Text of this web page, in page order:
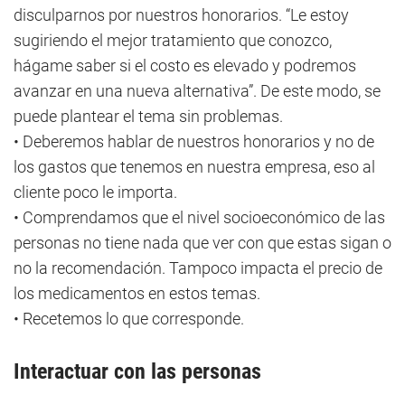
disculparnos por nuestros honorarios. “Le estoy
sugiriendo el mejor tratamiento que conozco,
hágame saber si el costo es elevado y podremos
avanzar en una nueva alternativa”. De este modo, se
puede plantear el tema sin problemas.
• Deberemos hablar de nuestros honorarios y no de
los gastos que tenemos en nuestra empresa, eso al
cliente poco le importa.
• Comprendamos que el nivel socioeconómico de las
personas no tiene nada que ver con que estas sigan o
no la recomendación. Tampoco impacta el precio de
los medicamentos en estos temas.
• Recetemos lo que corresponde.
Interactuar con las personas